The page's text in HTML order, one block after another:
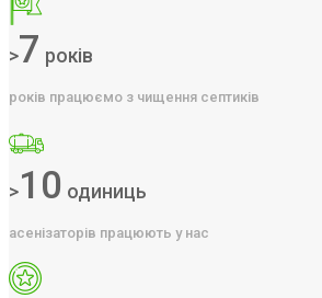
>7 років
років працюємо з чищення септиків
>10 одиниць
асенізаторів працюють у нас